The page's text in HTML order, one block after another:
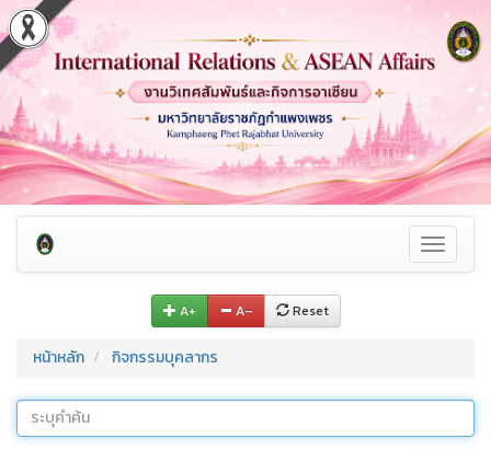
Toggle
A+ A– Reset
หน้าหลัก กิจกรรมบุคลากร